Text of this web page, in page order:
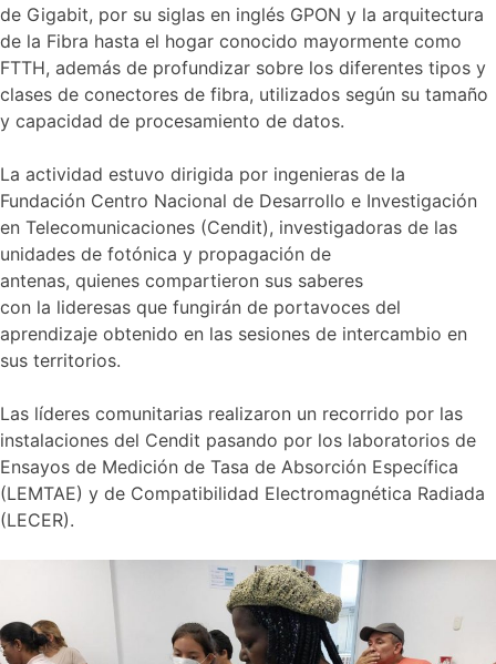
de Gigabit, por su siglas en inglés GPON y la arquitectura
de la Fibra hasta el hogar conocido mayormente como
FTTH, además de profundizar sobre los diferentes tipos y
clases de conectores de fibra, utilizados según su tamaño
y capacidad de procesamiento de datos.
La actividad estuvo dirigida por ingenieras de la
Fundación Centro Nacional de Desarrollo e Investigación
en Telecomunicaciones (Cendit), investigadoras de las
unidades de fotónica y propagación de
antenas, quienes compartieron sus saberes
con la lideresas que fungirán de portavoces del
aprendizaje obtenido en las sesiones de intercambio en
sus territorios.
Las líderes comunitarias realizaron un recorrido por las
instalaciones del Cendit pasando por los laboratorios de
Ensayos de Medición de Tasa de Absorción Específica
(LEMTAE) y de Compatibilidad Electromagnética Radiada
(LECER).